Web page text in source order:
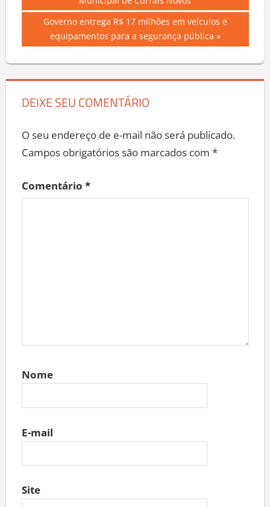
de
Post
Municipal de Currais Novos
Next
Post:
Governo entrega R$ 17 milhões em veículos e
equipamentos para a segurança pública
DEIXE SEU COMENTÁRIO
O seu endereço de e-mail não será publicado.
Campos obrigatórios são marcados com *
Comentário *
Nome
E-mail
Site